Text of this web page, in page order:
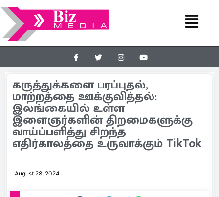
கருத்துக்களை பரப்புதல்,
மாற்றத்தை ஊக்குவித்தல்:
இலங்கையில் உள்ள
இளைஞர்களின் திறமைகளுக்கு
வாய்ப்பளித்து சிறந்த
எதிர்காலத்தை உருவாக்கும் TikTok
August 28, 2024